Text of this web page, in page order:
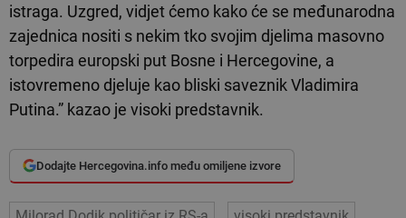
istraga. Uzgred, vidjet ćemo kako će se međunarodna
zajednica nositi s nekim tko svojim djelima masovno
torpedira europski put Bosne i Hercegovine, a
istovremeno djeluje kao bliski saveznik Vladimira
Putina.” kazao je visoki predstavnik.
Dodajte Hercegovina.info među omiljene izvore